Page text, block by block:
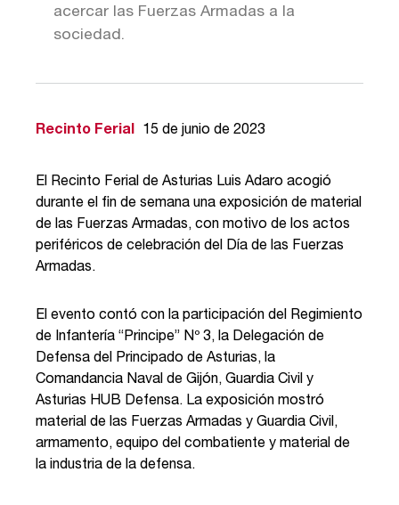
acercar las Fuerzas Armadas a la
sociedad.
Recinto Ferial 15 de junio de 2023
El Recinto Ferial de Asturias Luis Adaro acogió
durante el fin de semana una exposición de material
de las Fuerzas Armadas, con motivo de los actos
periféricos de celebración del Día de las Fuerzas
Armadas.
El evento contó con la participación del Regimiento
de Infantería “Principe” Nº 3, la Delegación de
Defensa del Principado de Asturias, la
Comandancia Naval de Gijón, Guardia Civil y
Asturias HUB Defensa. La exposición mostró
material de las Fuerzas Armadas y Guardia Civil,
armamento, equipo del combatiente y material de
la industria de la defensa.